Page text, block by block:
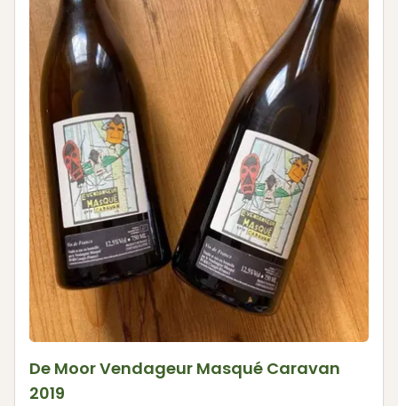
De Moor Vendageur Masqué Caravan
2019